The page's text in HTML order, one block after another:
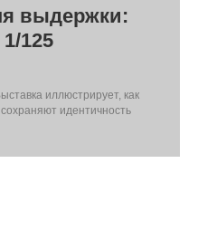
выдержки:
125
иллюстрирует, как
идентичность